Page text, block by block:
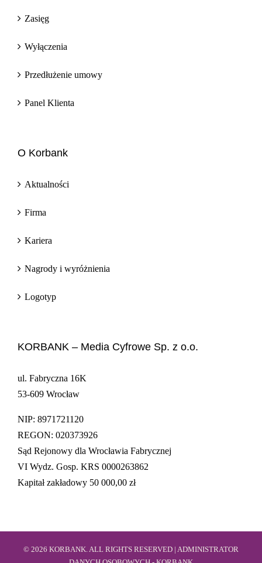
Zasięg
Wyłączenia
Przedłużenie umowy
Panel Klienta
O Korbank
Aktualności
Firma
Kariera
Nagrody i wyróżnienia
Logotyp
KORBANK – Media Cyfrowe Sp. z o.o.
ul. Fabryczna 16K
53-609 Wrocław
NIP: 8971721120
REGON: 020373926
Sąd Rejonowy dla Wrocławia Fabrycznej
VI Wydz. Gosp. KRS 0000263862
Kapitał zakładowy 50 000,00 zł
© 2026 KORBANK. ALL RIGHTS RESERVED | ADMINISTRATOR